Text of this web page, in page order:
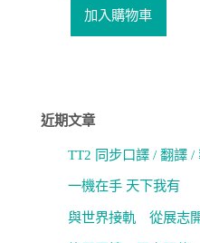
加入購物車
近期文章
TT2 同步口譯 / 翻譯 /
一機在手 天下我有
與世界接軌 從展志